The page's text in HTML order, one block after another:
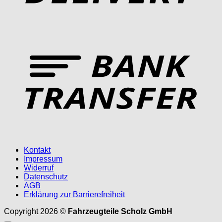
Kontakt
Impressum
Widerruf
Datenschutz
AGB
Erklärung zur Barrierefreiheit
Copyright 2026 © Fahrzeugteile Scholz GmbH